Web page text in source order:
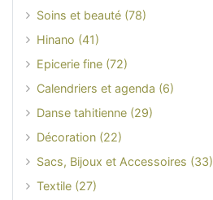
Soins et beauté (78)
Hinano (41)
Epicerie fine (72)
Calendriers et agenda (6)
Danse tahitienne (29)
Décoration (22)
Sacs, Bijoux et Accessoires (33)
Textile (27)